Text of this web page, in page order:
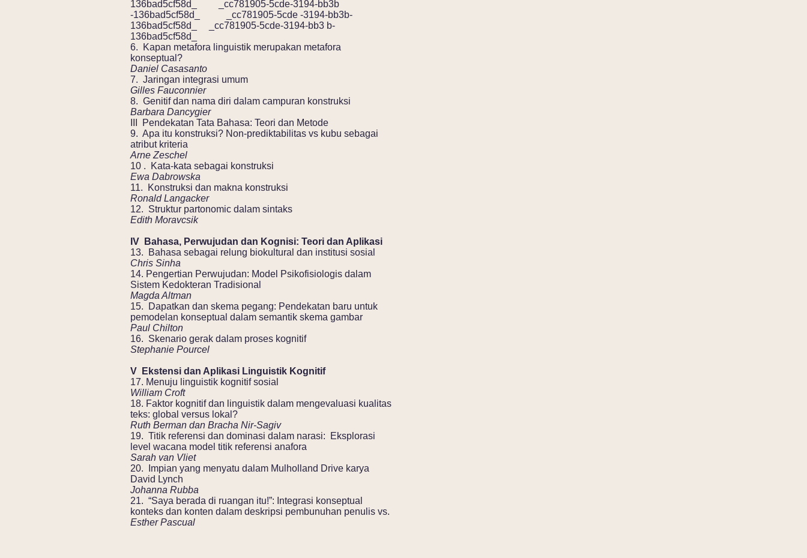
136bad5cf58d_ _cc781905-5cde-3194-bb3b
-136bad5cf58d_ _cc781905-5cde -3194-bb3b-
136bad5cf58d_ _cc781905-5cde-3194-bb3 b-
136bad5cf58d_
6. Kapan metafora linguistik merupakan metafora
konseptual?
Daniel Casasanto
7. Jaringan integrasi umum
Gilles Fauconnier
8. Genitif dan nama diri dalam campuran konstruksi
Barbara Dancygier
III Pendekatan Tata Bahasa: Teori dan Metode
9. Apa itu konstruksi? Non-prediktabilitas vs kubu sebagai
atribut kriteria
Arne Zeschel
10 . Kata-kata sebagai konstruksi
Ewa Dabrowska
11. Konstruksi dan makna konstruksi
Ronald Langacker
12. Struktur partonomic dalam sintaks
Edith Moravcsik
IV Bahasa, Perwujudan dan Kognisi: Teori dan Aplikasi
13. Bahasa sebagai relung biokultural dan institusi sosial
Chris Sinha
14. Pengertian Perwujudan: Model Psikofisiologis dalam
Sistem Kedokteran Tradisional
Magda Altman
15. Dapatkan dan skema pegang: Pendekatan baru untuk
pemodelan konseptual dalam semantik skema gambar
Paul Chilton
16. Skenario gerak dalam proses kognitif
Stephanie Pourcel
V Ekstensi dan Aplikasi Linguistik Kognitif
17. Menuju linguistik kognitif sosial
William Croft
18. Faktor kognitif dan linguistik dalam mengevaluasi kualitas
teks: global versus lokal?
Ruth Berman dan Bracha Nir-Sagiv
19. Titik referensi dan dominasi dalam narasi: Eksplorasi
level wacana model titik referensi anafora
Sarah van Vliet
20. Impian yang menyatu dalam Mulholland Drive karya
David Lynch
Johanna Rubba
21. “Saya berada di ruangan itu!”: Integrasi konseptual
konteks dan konten dalam deskripsi pembunuhan penulis vs.
Esther Pascual